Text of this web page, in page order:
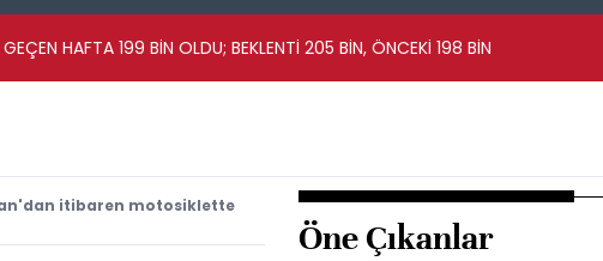
HAFTA 199 BİN OLDU; BEKLENTİ 205 BİN, ÖNCEKİ 198 BİN
itibaren motosiklette
Öne Çıkanlar